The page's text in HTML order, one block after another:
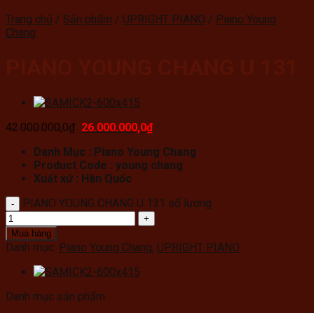
Trang chủ / Sản phẩm / UPRIGHT PIANO / Piano Young
Chang
42.000.000,0₫ 26.000.000,0₫
Danh Mục : Piano Young Chang
Product Code : young chang
Xuất xứ : Hàn Quốc
PIANO YOUNG CHANG U 131 số lượng
Mua hàng
Danh mục: Piano Young Chang, UPRIGHT PIANO
Danh mục sản phẩm